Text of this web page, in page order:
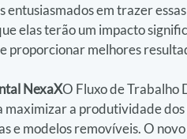
entusiasmados em trazer
elas terão um impacto
proporcionar melhores
NexaXO Fluxo de Trabalho
a produtividade
e modelos removíveis. O